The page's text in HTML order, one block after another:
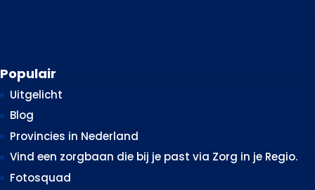
Populair
Uitgelicht
Blog
Provincies in Nederland
Vind een zorgbaan die bij je past via Zorg in je Regio.
Fotosquad